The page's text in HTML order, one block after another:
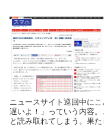
スマホ
ニュースサイト巡回中に
遅いよ！」っていう内容
と読み取れてしまう。果